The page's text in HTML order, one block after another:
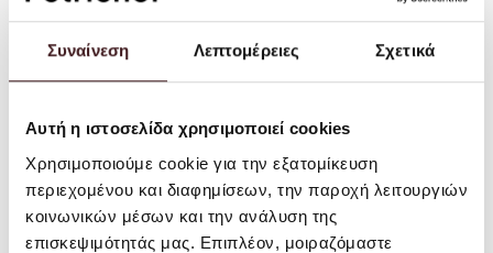
Συναίνεση Λεπτομέρειες Σχετικά
Αυτή η ιστοσελίδα χρησιμοποιεί cookies
Χρησιμοποιούμε cookie για την εξατομίκευση
περιεχομένου και διαφημίσεων, την παροχή λειτουργιών
κοινωνικών μέσων και την ανάλυση της
επισκεψιμότητάς μας. Επιπλέον, μοιραζόμαστε
Speckle Pendant - Large
- Off-White
EUR 167.40 EUR 279.00
Ferm Living - Arum Wall
Lamp - Cashmere
EUR 299.00